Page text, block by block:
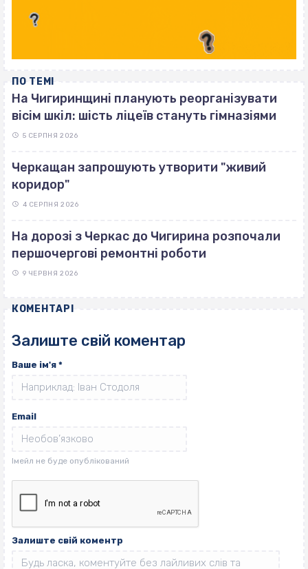
ПО ТЕМІ
На Чигиринщині планують реорганізувати
вісім шкіл: шість ліцеїв стануть гімназіями
5 СЕРПНЯ 2026
Черкащан запрошують утворити "живий
коридор"
4 СЕРПНЯ 2026
На дорозі з Черкас до Чигирина розпочали
першочергові ремонтні роботи
9 ЧЕРВНЯ 2026
КОМЕНТАРІ
Залиште свій коментар
Ваше ім'я *
Email
Залиште свій коментр